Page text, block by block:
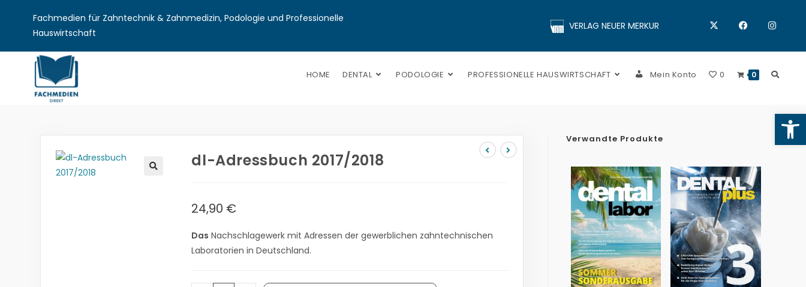
Fachmedien für Zahntechnik & Zahnmedizin, Podologie und Professionelle
Hauswirtschaft
VERLAG NEUER MERKUR
HOME DENTAL PODOLOGIE PROFESSIONELLE HAUSWIRTSCHAFT Mein Konto 0 0
dl-Adressbuch 2017/2018
24,90 €
Das Nachschlagewerk mit Adressen der gewerblichen zahntechnischen
Laboratorien in Deutschland.
Verwandte Produkte